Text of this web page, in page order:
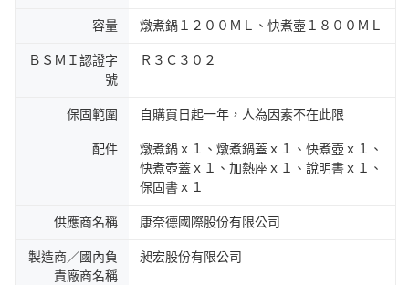
容量 燉煮鍋１２００ＭＬ、快煮壺１８００ＭＬ
ＢＳＭＩ認證字
號
Ｒ３Ｃ３０２
保固範圍 自購買日起一年，人為因素不在此限
配件
燉煮鍋ｘ１、燉煮鍋蓋ｘ１、快煮壺ｘ１、
快煮壺蓋ｘ１、加熱座ｘ１、說明書ｘ１、
保固書ｘ１
供應商名稱 康奈德國際股份有限公司
製造商／國內負
責廠商名稱
昶宏股份有限公司